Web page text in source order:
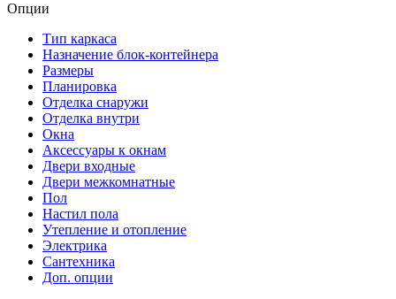
Опции
Тип каркаса
Назначение блок-контейнера
Размеры
Планировка
Отделка снаружи
Отделка внутри
Окна
Аксессуары к окнам
Двери входные
Двери межкомнатные
Пол
Настил пола
Утепление и отопление
Электрика
Сантехника
Доп. опции